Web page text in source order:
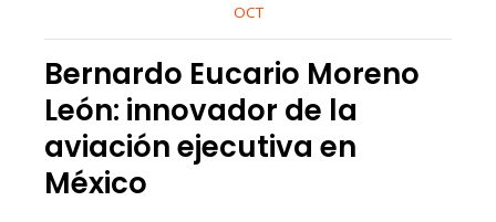
OCT
Bernardo Eucario Moreno
León: innovador de la
aviación ejecutiva en
México